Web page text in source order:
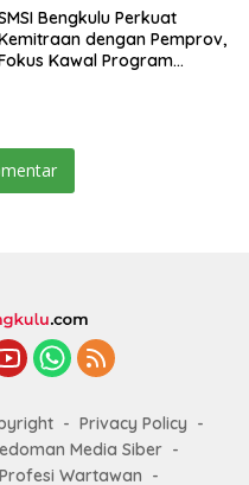
Bengkulu Perkuat
dengan Pemprov,
Kawal Program
Privacy Policy
Media Siber
Wartawan